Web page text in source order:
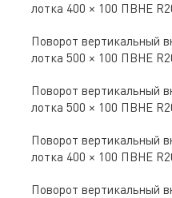
лотка 400 × 100 ПВНЕ
Поворот вертикальный
лотка 500 × 100 ПВНЕ
Поворот вертикальный
лотка 500 × 100 ПВНЕ
Поворот вертикальный
лотка 400 × 100 ПВНЕ
Поворот вертикальный